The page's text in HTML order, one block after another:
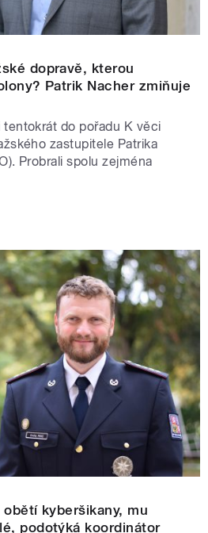
dopravě, kterou
Patrik Nacher zmiňuje
do pořadu K věci
zastupitele Patrika
Probrali spolu zejména
kyberšikany, mu
podotýká koordinátor